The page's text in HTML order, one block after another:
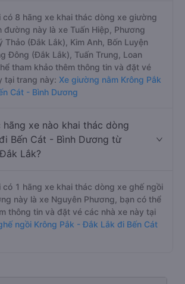
có 8 hãng xe khai thác dòng xe giường
đường này là xe Tuấn Hiệp, Phương
Thảo (Đắk Lắk), Kim Anh, Bốn Luyện
Đông (Đắk Lắk), Tuấn Trung, Loan
tham khảo thêm thông tin và đặt vé
tại trang này: Xe giường nằm Krông Pắk
Cát - Bình Dương
hãng xe nào khai thác dòng
Bến Cát - Bình Dương từ
Lắk?
có 1 hãng xe khai thác dòng xe ghế ngồi
này là xe Nguyên Phương, bạn có thể
thông tin và đặt vé các nhà xe này tại
ngồi Krông Pắk - Đắk Lắk đi Bến Cát